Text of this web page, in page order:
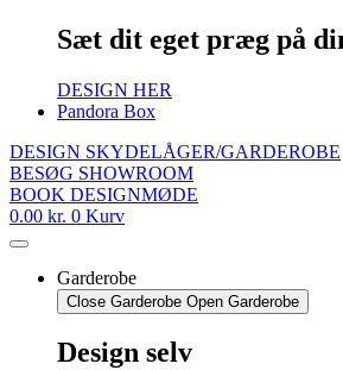
Sæt dit eget præg på
DESIGN HER
Pandora Box
DESIGN SKYDELÅGER/GARDEROBE
BESØG SHOWROOM
BOOK DESIGNMØDE
0.00 kr. 0 Kurv
Garderobe
Close Garderobe Open Garderobe
Design selv